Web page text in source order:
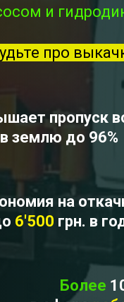
и
про
пропуск
в землю до 96%
на
6'500 грн. в
Более